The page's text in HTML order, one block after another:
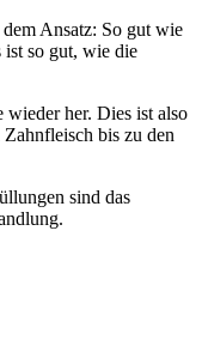
Ansatz: So gut wie
so gut, wie die
her. Dies ist also
bis zu den
sind das